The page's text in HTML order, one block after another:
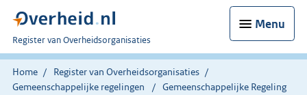
Menu
U
bent
nu
hier:
Register van Overheidsorganisaties
Home
Register van Overheidsorganisaties
Gemeenschappelijke regelingen
Gemeenschappelijke Regeling